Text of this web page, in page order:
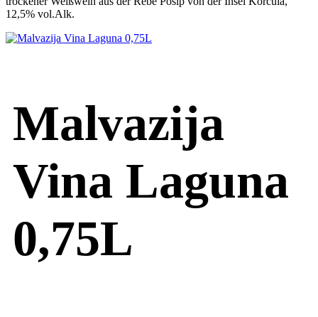
12,5% vol.Alk.
Malvazija
Vina Laguna
0,75L